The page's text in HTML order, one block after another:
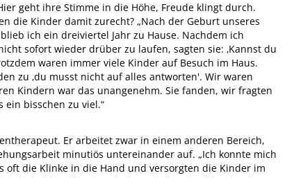
geht ihre Stimme in die Höhe, Freude klingt durch.
die Kinder damit zurecht? „Nach der Geburt unseres
ich ein dreiviertel Jahr zu Hause. Nachdem ich
sofort wieder drüber zu laufen, sagten sie: ‚Kannst du
waren immer viele Kinder auf Besuch im Haus.
zu ‚du musst nicht auf alles antworten'. Wir waren
Kindern war das unangenehm. Sie fanden, wir fragten
bisschen zu viel.“
Er arbeitet zwar in einem anderen Bereich,
minutiös untereinander auf. „Ich konnte mich
die Klinke in die Hand und versorgten die Kinder im